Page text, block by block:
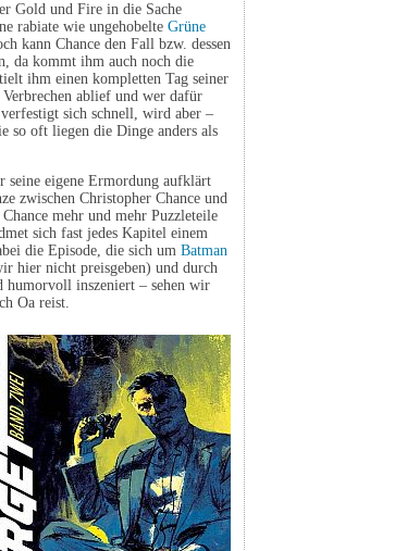
Gold und Fire in die Sache
rabiate wie ungehobelte Grüne
kann Chance den Fall bzw. dessen
da kommt ihm auch noch die
ihm einen kompletten Tag seiner
ablief und wer dafür
sich schnell, wird aber –
so oft liegen die Dinge anders als
eigene Ermordung aufklärt
zwischen Christopher Chance und
mehr und mehr Puzzleteile
sich fast jedes Kapitel einem
die Episode, die sich um Batman
hier nicht preisgeben) und durch
inszeniert – sehen wir
Oa reist.